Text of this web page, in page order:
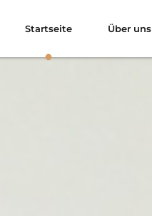
Startseite Über uns